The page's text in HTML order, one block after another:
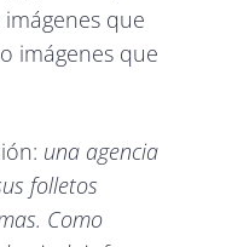
que
imágenes que
una agencia
folletos
Como